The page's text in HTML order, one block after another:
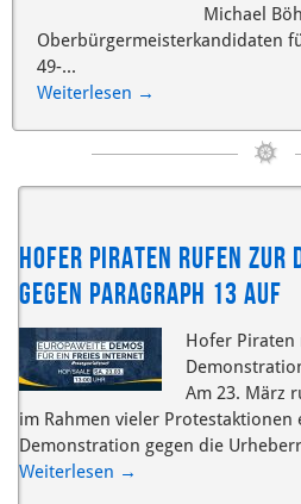
Michael
Oberbürgermeisterkandidaten
49-...
Weiterlesen →
Hofer Piraten rufen zur
gegen Paragraph 13 auf
Hofer
Am 23. März
im Rahmen vieler Protestaktionen
Demonstration gegen die
Weiterlesen →